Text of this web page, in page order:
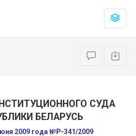
СУДА
БЕЛАРУСЬ
2009 года №Р-341/2009